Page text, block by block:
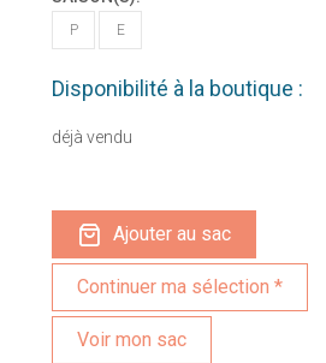
P E
Disponibilité à la boutique :
déjà vendu
Ajouter au sac
Voir mon sac